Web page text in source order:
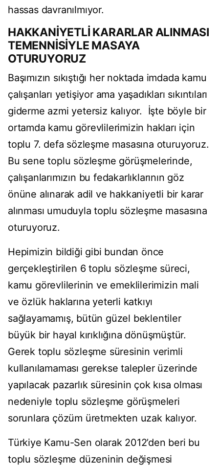
hassas davranılmıyor.
HAKKANİYETLİ KARARLAR ALINMASI
TEMENNİSİYLE MASAYA
OTURUYORUZ
Başımızın sıkıştığı her noktada imdada kamu
çalışanları yetişiyor ama yaşadıkları sıkıntıları
giderme azmi yetersiz kalıyor. İşte böyle bir
ortamda kamu görevlilerimizin hakları için
toplu 7. defa sözleşme masasına oturuyoruz.
Bu sene toplu sözleşme görüşmelerinde,
çalışanlarımızın bu fedakarlıklarının göz
önüne alınarak adil ve hakkaniyetli bir karar
alınması umuduyla toplu sözleşme masasına
oturuyoruz.
Hepimizin bildiği gibi bundan önce
gerçekleştirilen 6 toplu sözleşme süreci,
kamu görevlilerinin ve emeklilerimizin mali
ve özlük haklarına yeterli katkıyı
sağlayamamış, bütün güzel beklentiler
büyük bir hayal kırıklığına dönüşmüştür.
Gerek toplu sözleşme süresinin verimli
kullanılamaması gerekse talepler üzerinde
yapılacak pazarlık süresinin çok kısa olması
nedeniyle toplu sözleşme görüşmeleri
sorunlara çözüm üretmekten uzak kalıyor.
Türkiye Kamu-Sen olarak 2012’den beri bu
toplu sözleşme düzeninin değişmesi